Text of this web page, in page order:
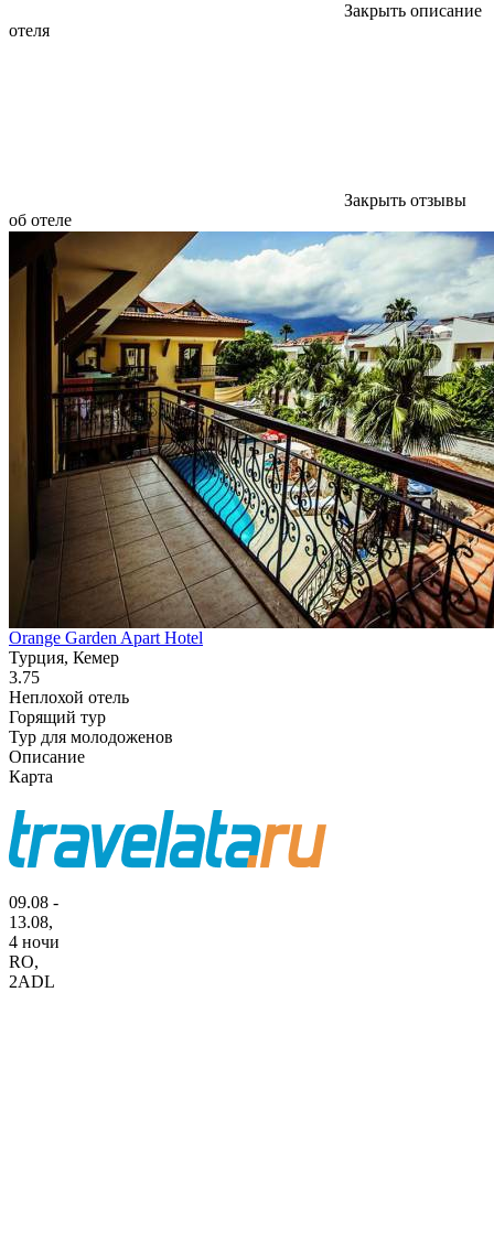
Закрыть описание
отеля
Закрыть отзывы
об отеле
Orange Garden Apart Hotel
Турция, Кемер
3.75
Неплохой отель
Горящий тур
Тур для молодоженов
Описание
Карта
09.08 -
13.08,
4 ночи
RO,
2ADL